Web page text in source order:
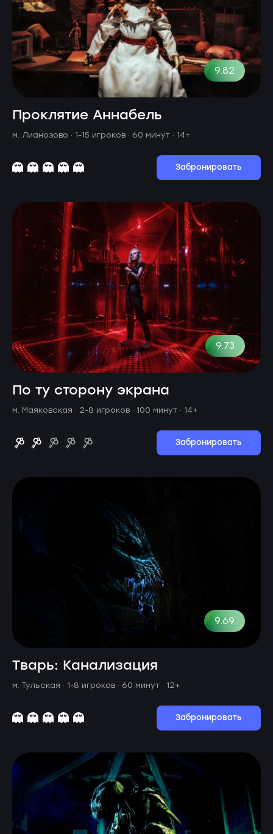
9.82
Проклятие Аннабель
м. Лианозово · 1-15 игроков · 60 минут · 14+
Забронировать
9.73
По ту сторону экрана
м. Маяковская · 2-8 игроков · 100 минут · 14+
Забронировать
9.69
Тварь: Канализация
м. Тульская · 1-8 игроков · 60 минут · 12+
Забронировать